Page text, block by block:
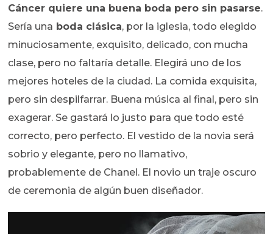
Cáncer quiere una buena boda pero sin pasarse.
Sería una boda clásica, por la iglesia, todo elegido
minuciosamente, exquisito, delicado, con mucha
clase, pero no faltaría detalle. Elegirá uno de los
mejores hoteles de la ciudad. La comida exquisita,
pero sin despilfarrar. Buena música al final, pero sin
exagerar. Se gastará lo justo para que todo esté
correcto, pero perfecto. El vestido de la novia será
sobrio y elegante, pero no llamativo,
probablemente de Chanel. El novio un traje oscuro
de ceremonia de algún buen diseñador.